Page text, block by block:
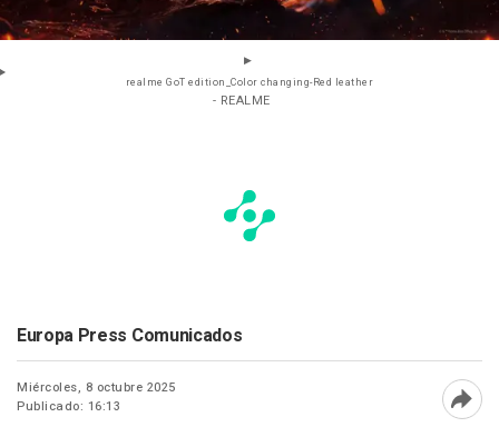
realme GoT edition_Color changing-Red leather
- REALME
Europa Press Comunicados
Miércoles, 8 octubre 2025
Publicado: 16:13